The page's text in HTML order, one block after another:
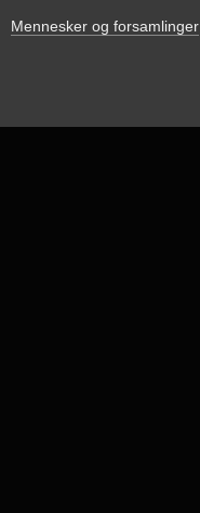
Mennesker og forsamlinger